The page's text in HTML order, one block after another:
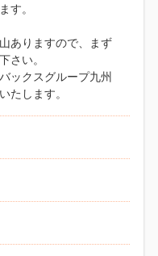
す。
ありますので、まず
さい。
ックスグループ九州
たします。